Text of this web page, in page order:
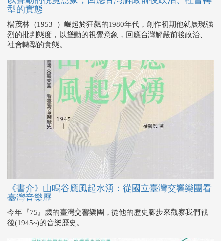
型的實態
楊茂林（1953–）崛起於狂飆的1980年代，創作初期他就展現強
烈的批判態度，以聳動的視覺意象，回應台灣解嚴前後政治、
社會轉型的實態。
《書介》山鳴谷應風起水湧：從國立臺灣交響樂團看
臺灣音樂歷
今年『75』歲的臺灣交響樂團，從他的歷史腳步來觀察我們戰
後(1945~)的音樂歷史。